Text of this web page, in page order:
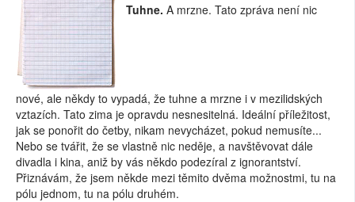
Tuhne. A mrzne. Tato zpráva není nic
nové, ale někdy to vypadá, že tuhne a mrzne i v mezilidských
vztazích. Tato zima je opravdu nesnesitelná. Ideální příležitost,
jak se ponořit do četby, nikam nevycházet, pokud nemusíte...
Nebo se tvářit, že se vlastně nic neděje, a navštěvovat dále
divadla i kina, aniž by vás někdo podezíral z ignorantství.
Přiznávám, že jsem někde mezi těmito dvěma možnostmi, tu na
pólu jednom, tu na pólu druhém.